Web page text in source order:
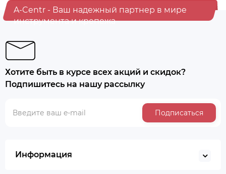
A-Centr - Ваш надежный партнер в мире
инструмента и крепежа
Хотите быть в курсе всех акций и скидок?
Подпишитесь на нашу рассылку
Подписаться
Информация